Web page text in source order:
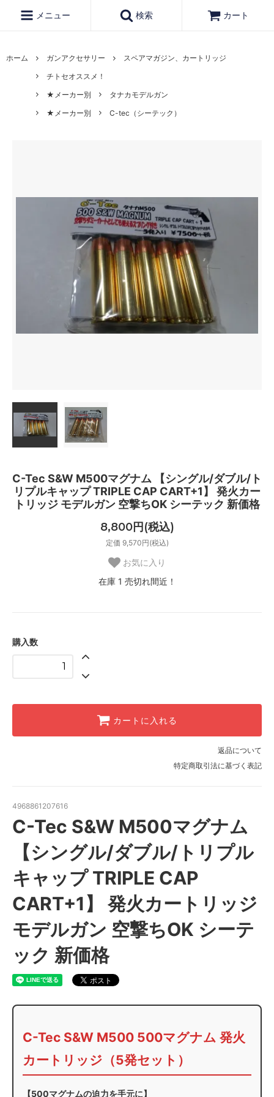
メニュー 検索 カート
ホーム ガンアクセサリー
スペアマガジン、カートリッジ
チトセオススメ！
★メーカー別
タナカモデルガン
★メーカー別
C-tec（シーテック）
C-Tec S&W M500マグナム 【シングル/ダブル/ト
リプルキャップ TRIPLE CAP CART+1】 発火カー
トリッジ モデルガン 空撃ちOK シーテック 新価格
8,800円(税込)
定価 9,570円(税込)
お気に入り
在庫 1 売切れ間近！
購入数
カートに入れる
返品について
特定商取引法に基づく表記
4968861207616
C-Tec S&W M500マグナム
【シングル/ダブル/トリプル
キャップ TRIPLE CAP
CART+1】 発火カートリッジ
モデルガン 空撃ちOK シーテ
ック 新価格
C-Tec S&W M500 500マグナム 発火
カートリッジ（5発セット）
【500マグナムの迫力を手元に】